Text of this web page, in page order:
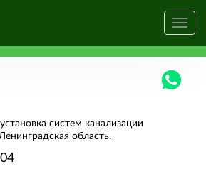
систем канализации
область.